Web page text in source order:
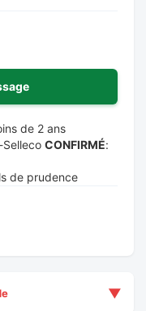
de 2 ans
CONFIRMÉ:
de prudence
▼